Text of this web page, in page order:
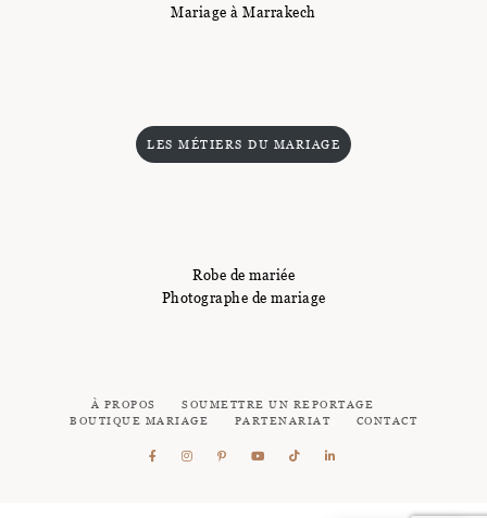
Mariage à Marrakech
LES MÉTIERS DU MARIAGE
Robe de mariée
Photographe de mariage
À PROPOS
SOUMETTRE UN REPORTAGE
BOUTIQUE MARIAGE
PARTENARIAT CONTACT